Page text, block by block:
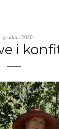
grudnia 2020
i